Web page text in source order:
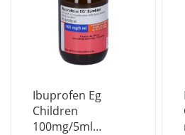
Ibuprofen Eg
Children
100mg/5ml